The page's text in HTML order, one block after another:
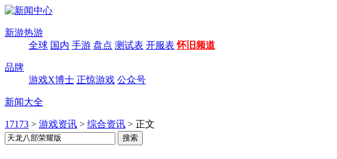
新游热游
全球 国内 手游 盘点 测试表 开服表 怀旧频道
品牌
游戏X博士 正惊游戏 公众号
新闻大全
17173 > 游戏资讯 > 综合资讯 > 正文